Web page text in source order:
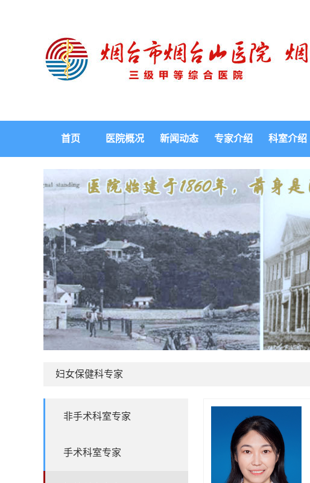
首页 医院概况 新闻动态 专家介绍 科室介绍
妇女保健科专家
非手术科室专家
手术科室专家